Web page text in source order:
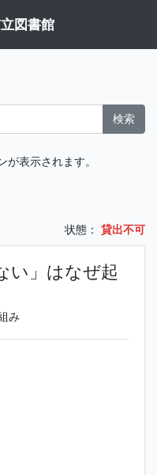
図書館
検索
が表示されます。
状態： 貸出不可
い」はなぜ起
み